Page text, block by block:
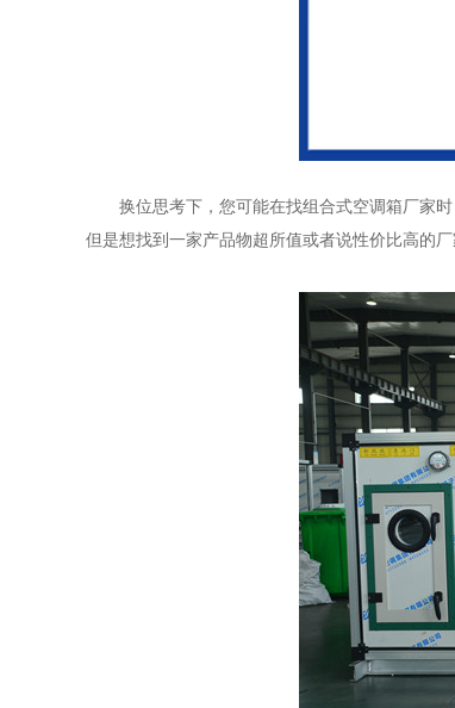
换位思考下，您可能在找组合式空调箱厂家
但是想找到一家产品物超所值或者说性价比高的厂